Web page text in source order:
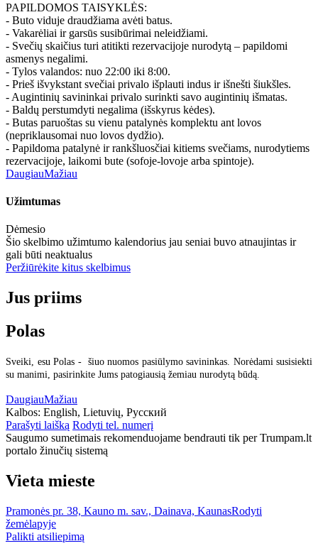
PAPILDOMOS TAISYKLĖS:
- Buto viduje draudžiama avėti batus.
- Vakarėliai ir garsūs susibūrimai neleidžiami.
- Svečių skaičius turi atitikti rezervacijoje nurodytą – papildomi
asmenys negalimi.
- Tylos valandos: nuo 22:00 iki 8:00.
- Prieš išvykstant svečiai privalo išplauti indus ir išnešti šiukšles.
- Augintinių savininkai privalo surinkti savo augintinių išmatas.
- Baldų perstumdyti negalima (išskyrus kėdes).
- Butas paruoštas su vienu patalynės komplektu ant lovos
(nepriklausomai nuo lovos dydžio).
- Papildoma patalynė ir rankšluosčiai kitiems svečiams, nurodytiems
rezervacijoje, laikomi bute (sofoje-lovoje arba spintoje).
DaugiauMažiau
Užimtumas
Dėmesio
Šio skelbimo užimtumo kalendorius jau seniai buvo atnaujintas ir
gali būti neaktualus
Peržiūrėkite kitus skelbimus
Jus priims
Polas
Sveiki, esu Polas - šiuo nuomos pasiūlymo savininkas. Norėdami susisiekti
su manimi, pasirinkite Jums patogiausią žemiau nurodytą būdą.
DaugiauMažiau
Kalbos: English, Lietuvių, Русский
Parašyti laišką Rodyti tel. numerį
Saugumo sumetimais rekomenduojame bendrauti tik per Trumpam.lt
portalo žinučių sistemą
Vieta mieste
Pramonės pr. 38, Kauno m. sav., Dainava, KaunasRodyti
žemėlapyje
Palikti atsiliepimą